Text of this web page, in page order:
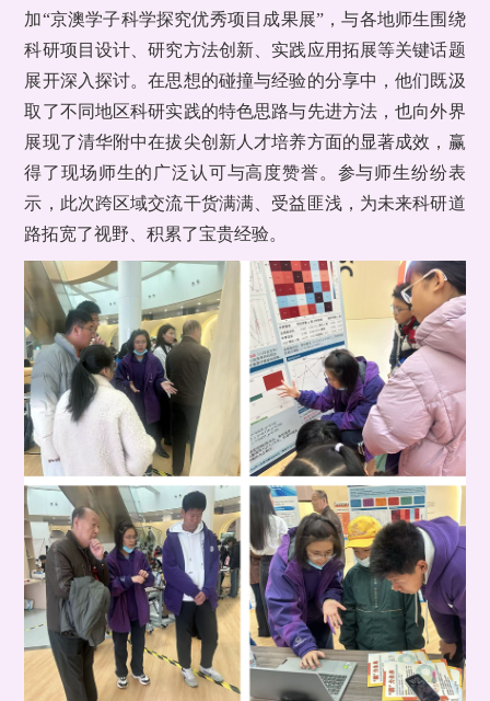
加“京澳学子科学探究优秀项目成果展”，与各地师生围绕
科研项目设计、研究方法创新、实践应用拓展等关键话题
展开深入探讨。在思想的碰撞与经验的分享中，他们既汲
取了不同地区科研实践的特色思路与先进方法，也向外界
展现了清华附中在拔尖创新人才培养方面的显著成效，赢
得了现场师生的广泛认可与高度赞誉。参与师生纷纷表
示，此次跨区域交流干货满满、受益匪浅，为未来科研道
路拓宽了视野、积累了宝贵经验。